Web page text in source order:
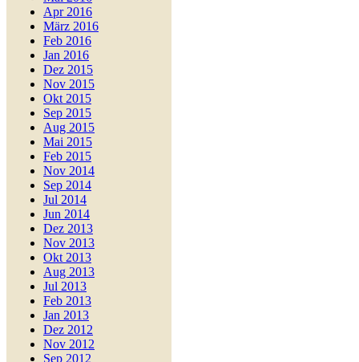
Apr 2016
März 2016
Feb 2016
Jan 2016
Dez 2015
Nov 2015
Okt 2015
Sep 2015
Aug 2015
Mai 2015
Feb 2015
Nov 2014
Sep 2014
Jul 2014
Jun 2014
Dez 2013
Nov 2013
Okt 2013
Aug 2013
Jul 2013
Feb 2013
Jan 2013
Dez 2012
Nov 2012
Sep 2012